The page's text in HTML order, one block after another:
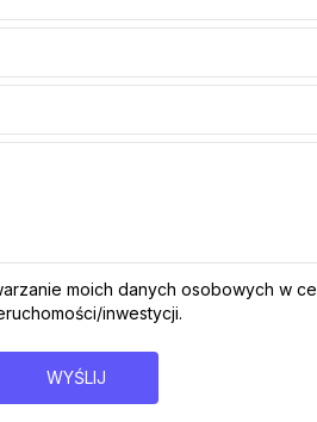
moich danych osobowych w
inwestycji.
WYŚLIJ